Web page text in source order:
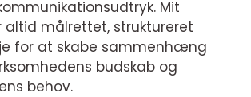
Mit
altid målrettet, struktureret
for at skabe sammenhæng
budskab og
behov.